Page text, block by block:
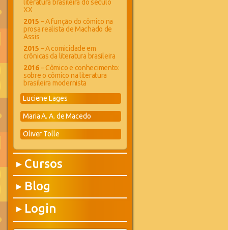
literatura brasileira do século
XX
2015 – A função do cômico na
prosa realista de Machado de
Assis
2015 – A comicidade em
crônicas da literatura brasileira
2016– Cômico e conhecimento:
sobre o cômico na literatura
brasileira modernista
Luciene Lages
Maria A. A. de Macedo
Oliver Tolle
▶ Cursos
▶ Blog
▶ Login